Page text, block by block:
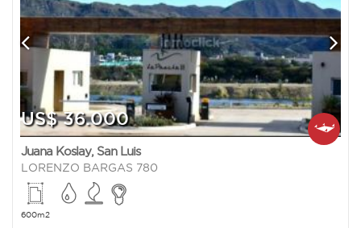
US$ 36.000
Juana Koslay, San Luis
LORENZO BARGAS 780
600m2